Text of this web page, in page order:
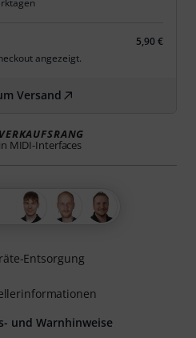
5,90 €
angezeigt.
Versand
VERKAUFSRANG
in MIDI-Interfaces
Entsorgung
und Warnhinweise